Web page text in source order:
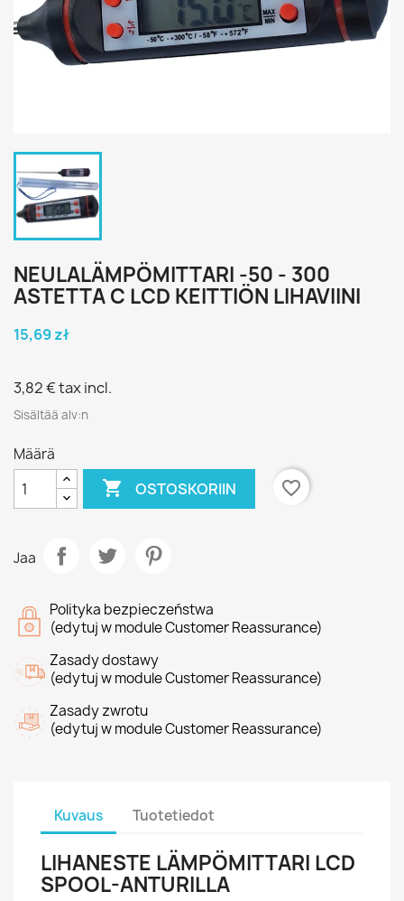
NEULALÄMPÖMITTARI -50 - 300
ASTETTA C LCD KEITTIÖN LIHAVIINI
15,69 zł
3,82 €tax incl.
Sisältää alv:n
Määrä
 OSTOSKORIIN favorite_border
Jaa
Polityka bezpieczeństwa
(edytuj w module Customer Reassurance)
Zasady dostawy
(edytuj w module Customer Reassurance)
Zasady zwrotu
(edytuj w module Customer Reassurance)
Kuvaus Tuotetiedot
LIHANESTE LÄMPÖMITTARI LCD
SPOOL-ANTURILLA